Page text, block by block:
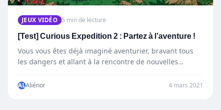
JEUX VIDÉO 5 min de lecture
[Test] Curious Expedition 2 : Partez à l’aventure !
Vous vous êtes déjà imaginé aventurier, bravant tous
les dangers et allant à la rencontre de nouvelles
ALAliénor 4 mars 2021